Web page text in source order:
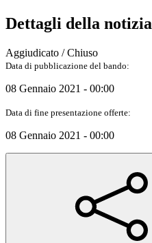
Dettagli della notizia
Aggiudicato / Chiuso
Data di pubblicazione del bando:
08 Gennaio 2021 - 00:00
Data di fine presentazione offerte:
08 Gennaio 2021 - 00:00